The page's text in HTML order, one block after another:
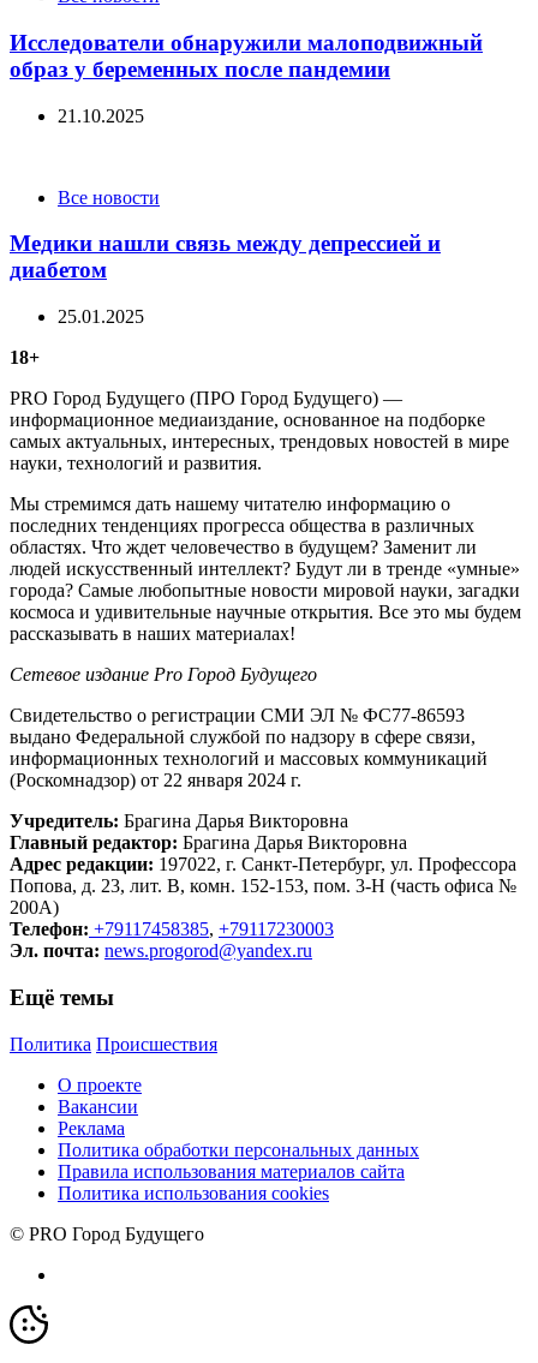
Исследователи обнаружили малоподвижный
образ у беременных после пандемии
21.10.2025
CategoriesВсе новости
Медики нашли связь между депрессией и
диабетом
25.01.2025
18+
PRO Город Будущего (ПРО Город Будущего) —
информационное медиаиздание, основанное на подборке
самых актуальных, интересных, трендовых новостей в мире
науки, технологий и развития.
Мы стремимся дать нашему читателю информацию о
последних тенденциях прогресса общества в различных
областях. Что ждет человечество в будущем? Заменит ли
людей искусственный интеллект? Будут ли в тренде «умные»
города? Самые любопытные новости мировой науки, загадки
космоса и удивительные научные открытия. Все это мы будем
рассказывать в наших материалах!
Сетевое издание Рrо Город Будущего
Свидетельство о регистрации СМИ ЭЛ № ФС77-86593
выдано Федеральной службой по надзору в сфере связи,
информационных технологий и массовых коммуникаций
(Роскомнадзор) от 22 января 2024 г.
Учредитель: Брагина Дарья Викторовна
Главный редактор: Брагина Дарья Викторовна
Адрес редакции: 197022, г. Санкт-Петербург, ул. Профессора
Попова, д. 23, лит. В, комн. 152-153, пом. 3-Н (часть офиса №
200А)
Телефон: +79117458385, +79117230003
Эл. почта: news.progorod@yandex.ru
Ещё темы
Политика Происшествия
О проекте
Вакансии
Реклама
Политика обработки персональных данных
Правила использования материалов сайта
Политика использования cookies
© PRO Город Будущего